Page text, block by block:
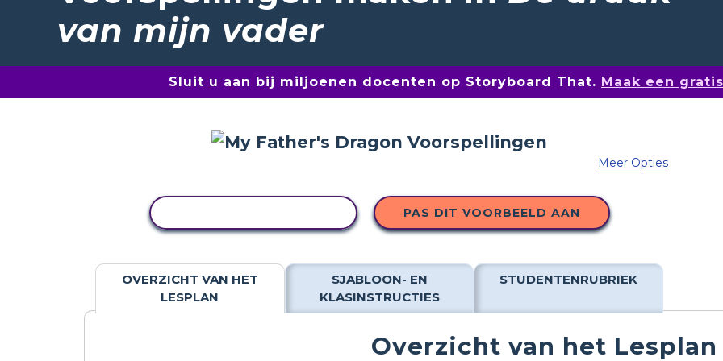
van mijn vader
Sluit u aan bij miljoenen docenten op Storyboard That. Maak een
Meer Opties
PAS DIT VOORBEELD AAN
OVERZICHT VAN HET
LESPLAN
SJABLOON- EN
KLASINSTRUCTIES
STUDENTENRUBRIEK
Overzicht van het Lesplan